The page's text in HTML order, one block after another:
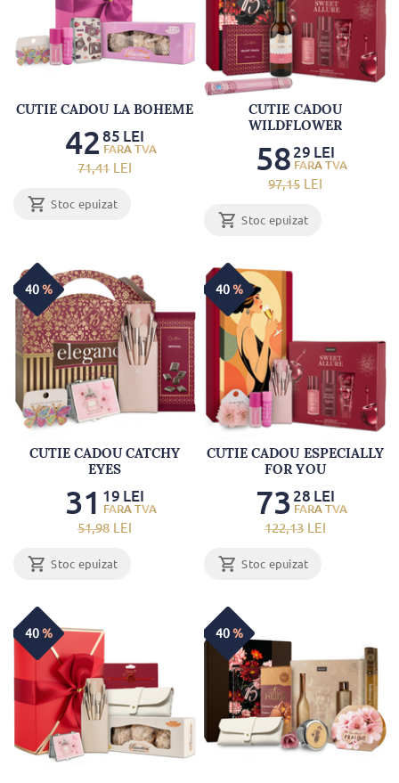
CUTIE CADOU LA BOHEME
71,41 LEI
4285 LEI
Stoc epuizat
CUTIE CADOU
WILDFLOWER
97,15 LEI
58 29 LEI
Stoc epuizat
40%
CUTIE CADOU CATCHY
EYES
51,98 LEI
31 19 LEI
Stoc epuizat
40%
CUTIE CADOU ESPECIALLY
FOR YOU
122,13 LEI
73 28 LEI
Stoc epuizat
40% 40%